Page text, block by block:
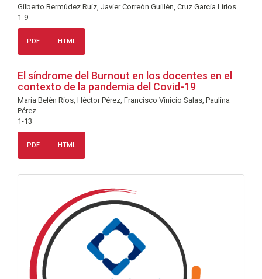
Gilberto Bermúdez Ruíz, Javier Correón Guillén, Cruz García Lirios
1-9
PDF HTML
El síndrome del Burnout en los docentes en el
contexto de la pandemia del Covid-19
María Belén Ríos, Héctor Pérez, Francisco Vinicio Salas, Paulina
Pérez
1-13
PDF HTML